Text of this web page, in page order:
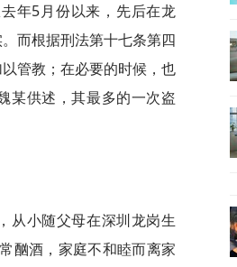
年5月份以来，先后在龙
而根据刑法第十七条第四
管教；在必要的时候，也
某供述，其最多的一次盗
从小随父母在深圳龙岗生
酗酒，家庭不和睦而离家